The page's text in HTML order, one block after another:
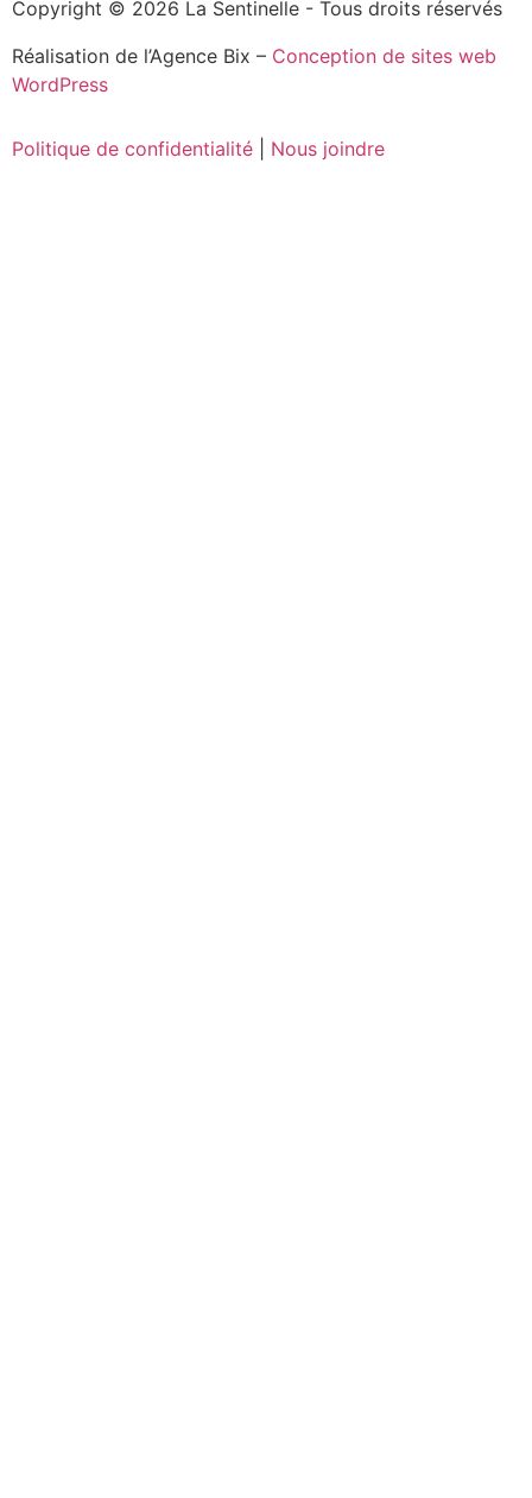
Copyright © 2026 La Sentinelle - Tous droits réservés
Réalisation de l’Agence Bix – Conception de sites web
WordPress
Politique de confidentialité Nous joindre